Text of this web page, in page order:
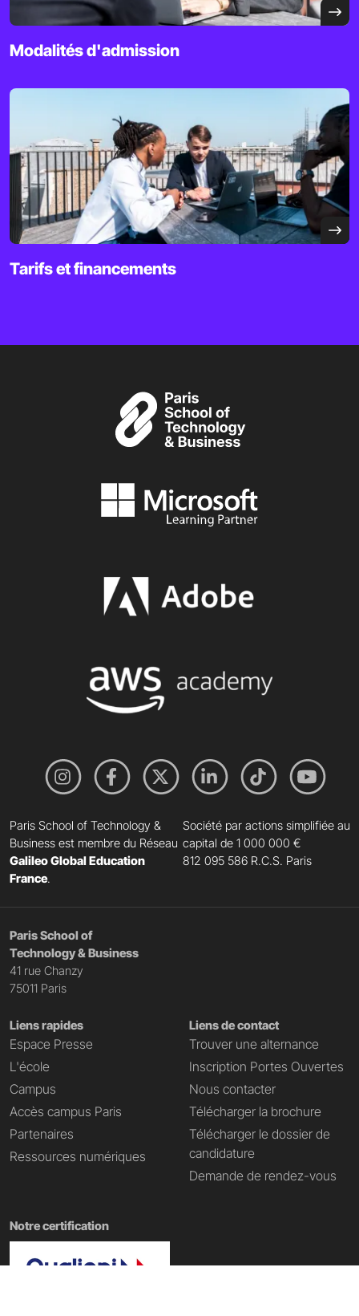
Modalités d'admission
Tarifs et financements
Paris School of Technology &
Business est membre du Réseau
Galileo Global Education
France.
Société par actions simplifiée au
capital de 1 000 000 €
812 095 586 R.C.S. Paris
Paris School of
Technology & Business
41 rue Chanzy
75011 Paris
Liens rapides
Espace Presse
L'école
Campus
Accès campus Paris
Partenaires
Ressources numériques
Liens de contact
Trouver une alternance
Inscription Portes Ouvertes
Nous contacter
Télécharger la brochure
Télécharger le dossier de
candidature
Demande de rendez-vous
Notre certification